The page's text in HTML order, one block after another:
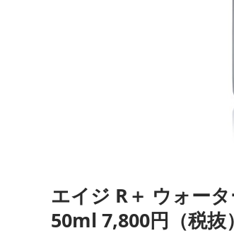
エイジ R＋ ウォー
50ml 7,800円（税